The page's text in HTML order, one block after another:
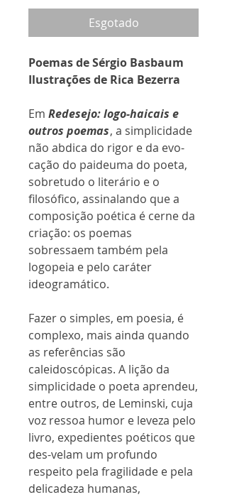
Esgotado
Poemas de Sérgio Basbaum
Ilustrações de Rica Bezerra
Em Redesejo: logo-haicais e
outros poemas, a simplicidade
não abdica do rigor e da evo-
cação do paideuma do poeta,
sobretudo o literário e o
filosófico, assinalando que a
composição poética é cerne da
criação: os poemas
sobressaem também pela
logopeia e pelo caráter
ideogramático.
Fazer o simples, em poesia, é
complexo, mais ainda quando
as referências são
caleidoscópicas. A lição da
simplicidade o poeta aprendeu,
entre outros, de Leminski, cuja
voz ressoa humor e leveza pelo
livro, expedientes poéticos que
des-velam um profundo
respeito pela fragilidade e pela
delicadeza humanas,